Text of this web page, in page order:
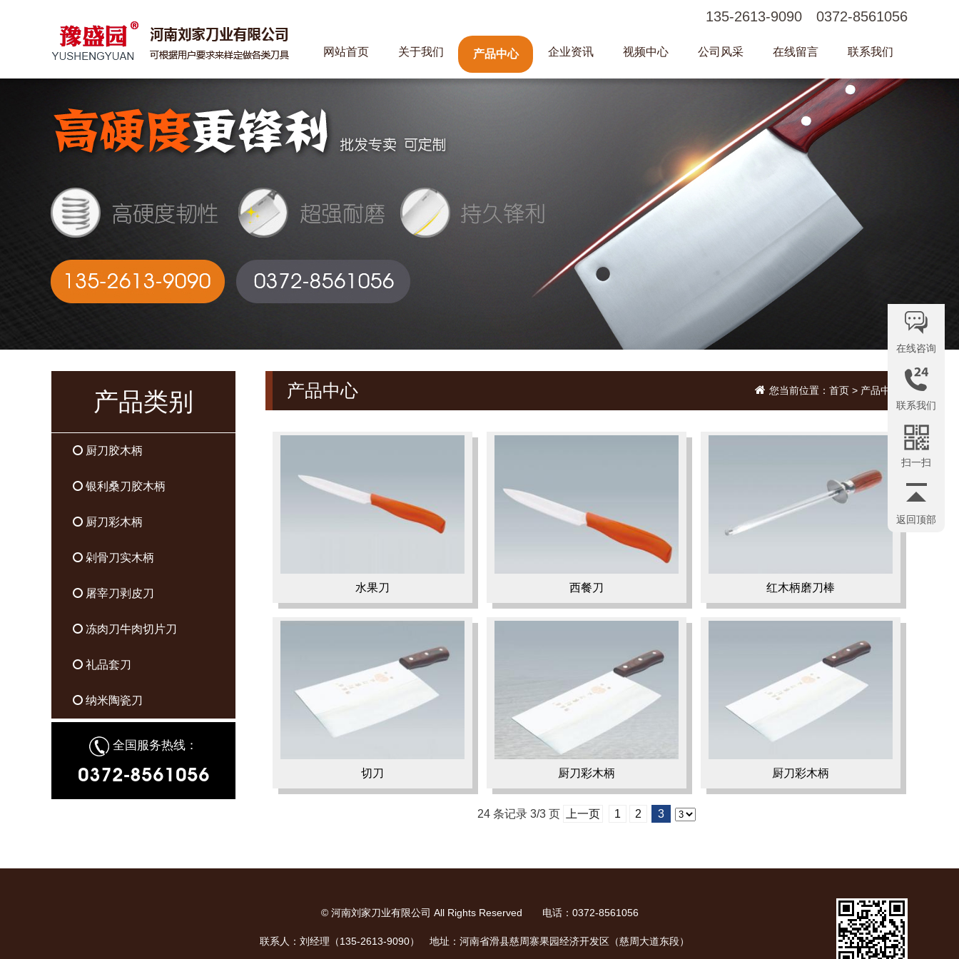
135-2613-9090 0372-8561056
网站首页 关于我们 产品中心 企业资讯 视频中心 公司风采 在线留言 联系我们
产品类别
厨刀胶木柄
银利桑刀胶木柄
厨刀彩木柄
剁骨刀实木柄
屠宰刀剥皮刀
冻肉刀牛肉切片刀
礼品套刀
纳米陶瓷刀
全国服务热线：
0372-8561056
产品中心 您当前位置： 首页 > 产品中心
水果刀 西餐刀 红木柄磨刀棒
切刀 厨刀彩木柄 厨刀彩木柄
24 条记录 3/3 页 上一页 1 2 3
© 河南刘家刀业有限公司 All Rights Reserved 电话：0372-8561056
联系人：刘经理（135-2613-9090） 地址：河南省滑县慈周寨果园经济开发区（慈周大道东段）
在线咨询
联系我们
扫一扫
返回顶部